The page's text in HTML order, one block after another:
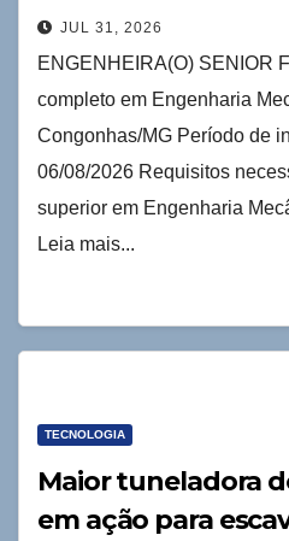
JUL 31, 2026
ENGENHEIRA(O) SENIOR
completo em Engenharia
Congonhas/MG Período de
06/08/2026 Requisitos
superior em Engenharia
Leia mais...
TECNOLOGIA
Maior tuneladora
em ação para